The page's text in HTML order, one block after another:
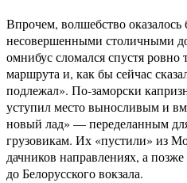
Впрочем, волшебство
несовершенными столичными
омнибус сломался спустя ровно
маршрута и, как бы сейчас
подлежал». По-заморски
уступил место выносливым и
новый лад» — переделанным
грузовикам. Их «пустили» из
дачников направлениях, а
до Белорусского вокзала.